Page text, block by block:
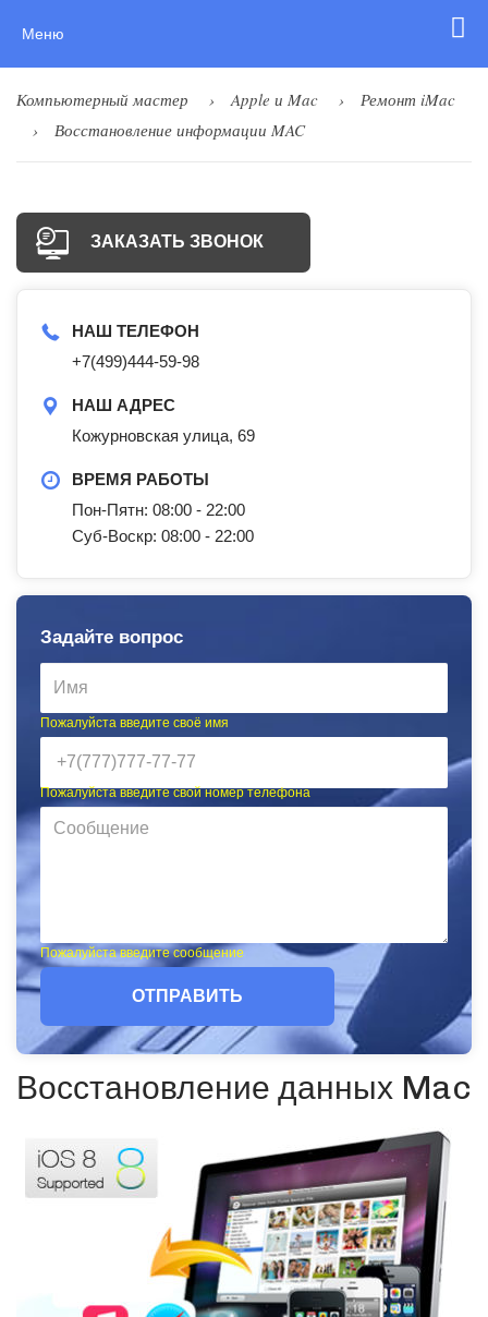
Меню
Компьютерный мастер Apple и Mac
Ремонт iMac
Восстановление информации MAC
ЗАКАЗАТЬ ЗВОНОК
НАШ ТЕЛЕФОН
+7(499)444-59-98
НАШ АДРЕС
Кожурновская улица, 69
ВРЕМЯ РАБОТЫ
Пон-Пятн: 08:00 - 22:00
Суб-Воскр: 08:00 - 22:00
Задайте вопрос
Пожалуйста введите своё имя
Пожалуйста введите свой номер телефона
Пожалуйста введите сообщение
ОТПРАВИТЬ
Восстановление данных Mac